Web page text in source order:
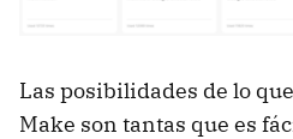
Las posibilidades de lo
Make son tantas que es